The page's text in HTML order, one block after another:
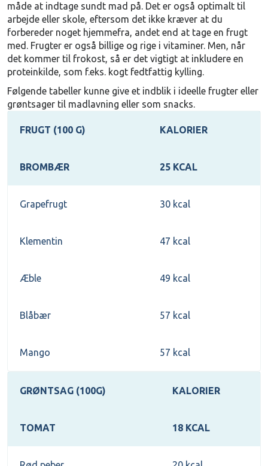
måde at indtage sundt mad på. Det er også optimalt til
arbejde eller skole, eftersom det ikke kræver at du
forbereder noget hjemmefra, andet end at tage en frugt
med. Frugter er også billige og rige i vitaminer. Men, når
det kommer til frokost, så er det vigtigt at inkludere en
proteinkilde, som f.eks. kogt fedtfattig kylling.
Følgende tabeller kunne give et indblik i ideelle frugter eller
grøntsager til madlavning eller som snacks.
FRUGT (100 G) KALORIER
BROMBÆR 25 KCAL
Grapefrugt 30 kcal
Klementin 47 kcal
Æble 49 kcal
Blåbær 57 kcal
Mango 57 kcal
GRØNTSAG (100G) KALORIER
TOMAT 18 KCAL